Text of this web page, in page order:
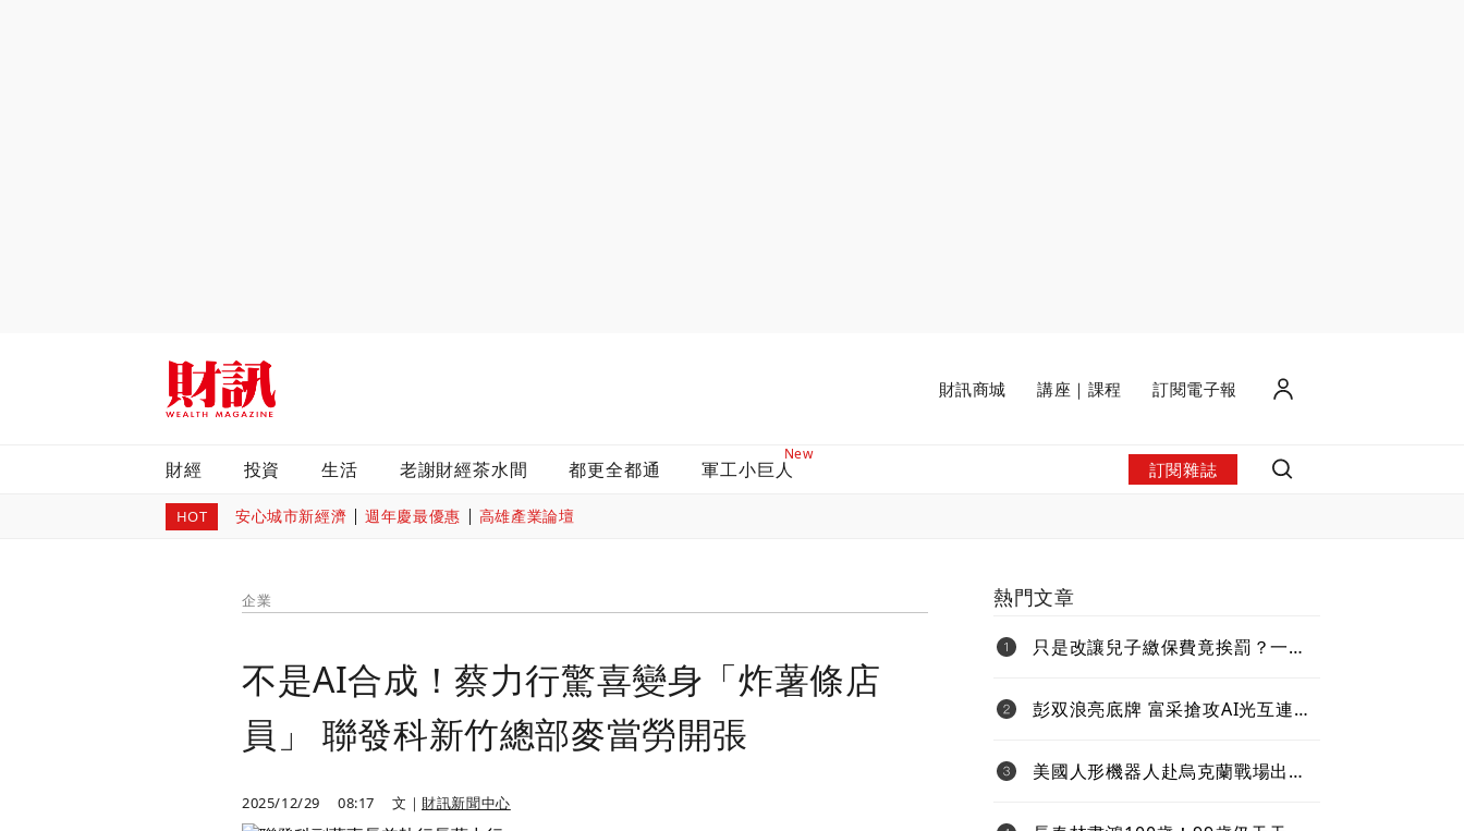
財訊商城 講座｜課程 訂閱電子報
財經 投資 生活 老謝財經茶水間 都更全都通
New
軍工小巨人 訂閱雜誌
HOT 安心城市新經濟 週年慶最優惠 高雄產業論壇
企業
不是AI合成！蔡力行驚喜變身「炸薯條店
員」 聯發科新竹總部麥當勞開張
2025/12/29 08:17 文｜ 財訊新聞中心
熱門文章
只是改讓兒子繳保費竟挨罰？一次
彭双浪亮底牌 富采搶攻AI光互連
功耗新藍海
美國人形機器人赴烏克蘭戰場出任
超微Ryzen AI嵌入式X100系列處理